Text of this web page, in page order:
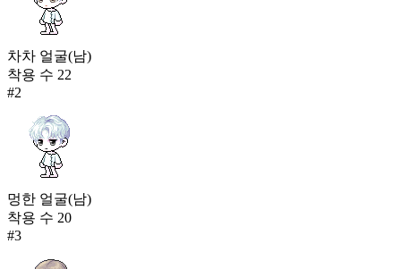
차차 얼굴(남)
착용 수 22
#2
멍한 얼굴(남)
착용 수 20
#3